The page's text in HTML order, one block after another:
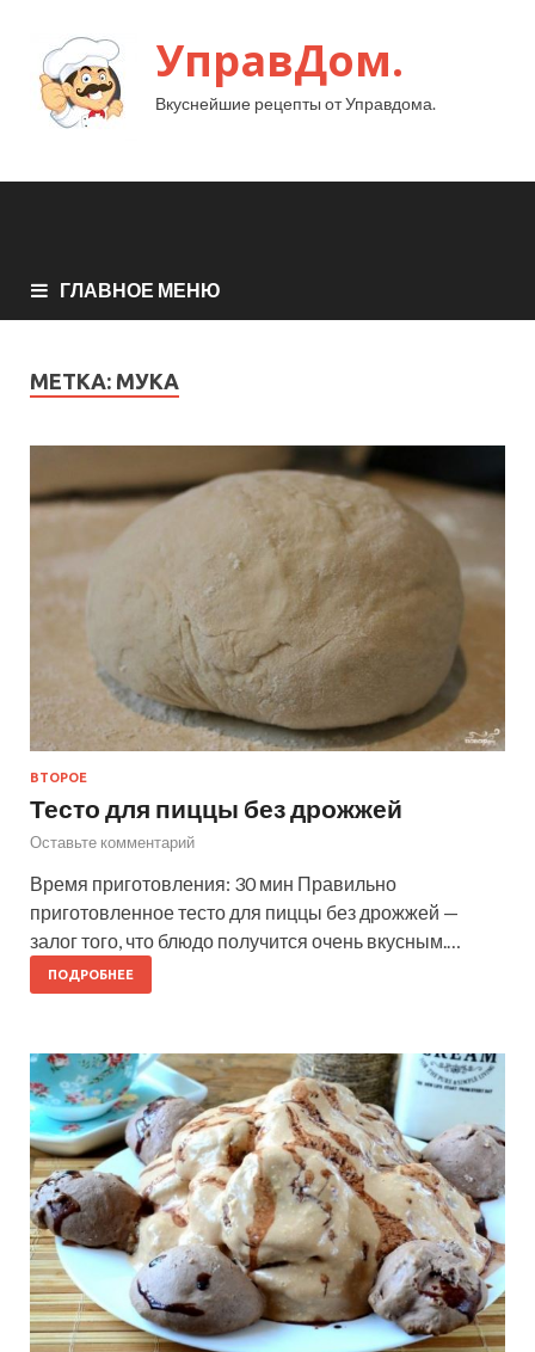
УправДом.
Вкуснейшие рецепты от Управдома.
ГЛАВНОЕ МЕНЮ
МЕТКА: МУКА
ВТОРОЕ
Тесто для пиццы без дрожжей
Оставьте комментарий
Время приготовления: 30 мин Правильно
приготовленное тесто для пиццы без дрожжей —
залог того, что блюдо получится очень вкусным.…
ПОДРОБНЕЕ